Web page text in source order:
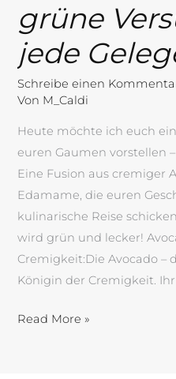
grüne
jede
Schreibe einen
Von M_Caldi
Heute möchte ich euch
euren Gaumen vorstellen
Eine Fusion aus cremiger
Edamame, die euren
kulinarische Reise
wird grün und lecker!
Cremigkeit:Die Avocado –
Königin der Cremigkeit.
Read More »